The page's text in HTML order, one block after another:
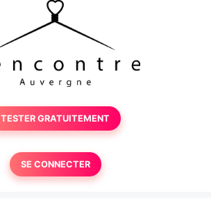
TESTER GRATUITEMENT
SE CONNECTER